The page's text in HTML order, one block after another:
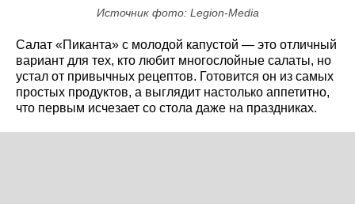
Источник фото: Legion-Media
Салат «Пиканта» с молодой капустой — это отличный
вариант для тех, кто любит многослойные салаты, но
устал от привычных рецептов. Готовится он из самых
простых продуктов, а выглядит настолько аппетитно,
что первым исчезает со стола даже на праздниках.